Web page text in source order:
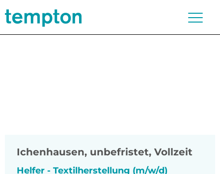
Ichenhausen, unbefristet, Vollzeit
Helfer - Textilherstellung (m/w/d)